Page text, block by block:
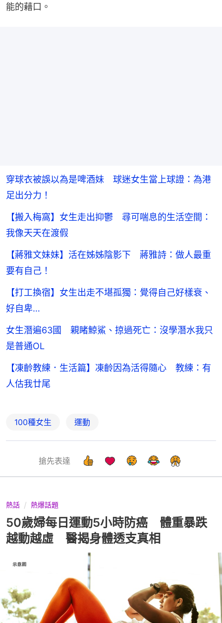
能的藉口。
穿球衣被誤以為是啤酒妹 球迷女生當上球證：為港
足出分力！
【搬入梅窩】女生走出抑鬱 尋可喘息的生活空間：
我像天天在渡假
【蔣雅文妹妹】活在姊姊陰影下 蔣雅詩：做人最重
要有自己！
【打工換宿】女生出走不堪孤獨：覺得自己好樣衰、
好自卑…
女生潛遍63國 親睹鯨鯊、掠過死亡：沒學潛水我只
是普通OL
【凍齡教練．生活篇】凍齡因為活得隨心 教練：有
人估我廿尾
100種女生 運動
搶先表達
熱話 熱爆話題
50歲婦每日運動5小時防癌 體重暴跌
越動越虛 醫揭身體透支真相